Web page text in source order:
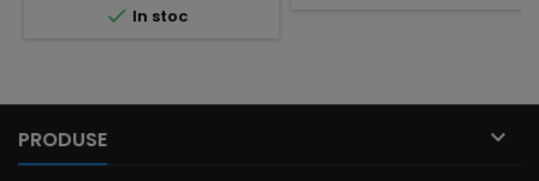
 In stoc
PRODUSE 